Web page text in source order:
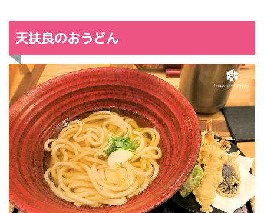
天扶良のおうどん